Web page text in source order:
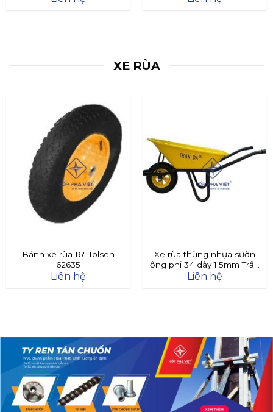
XE RÙA
Bánh xe rùa 16″ Tolsen
62635
Liên hệ
Xe rùa thùng nhựa sườn
ống phi 34 dày 1.5mm Trần
Đà
Liên hệ